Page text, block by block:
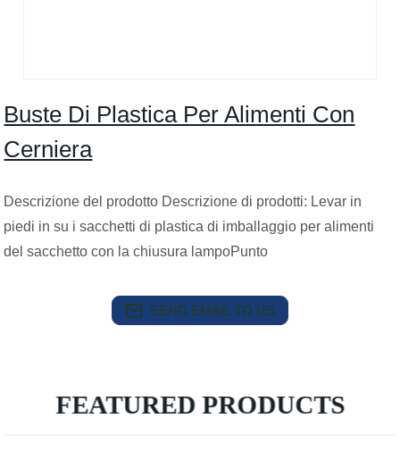
Buste Di Plastica Per Alimenti Con
Cerniera
Descrizione del prodotto Descrizione di prodotti: Levar in
piedi in su i sacchetti di plastica di imballaggio per alimenti
del sacchetto con la chiusura lampoPunto
SEND EMAIL TO US
FEATURED PRODUCTS